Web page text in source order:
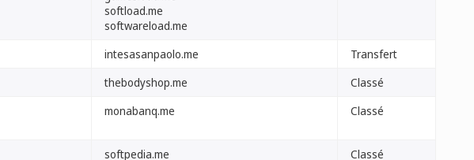
softload.me
softwareload.me
intesasanpaolo.me
Transfert
thebodyshop.me
Classé
monabanq.me Classé
softpedia.me
Classé